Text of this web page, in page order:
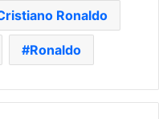
Ronaldo
Ronaldo